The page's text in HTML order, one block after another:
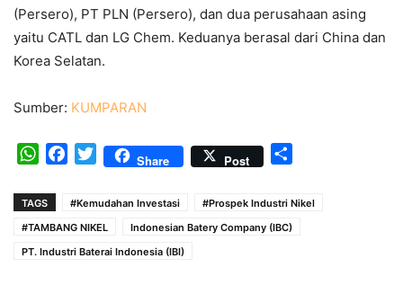
(Persero), PT PLN (Persero), dan dua perusahaan asing
yaitu CATL dan LG Chem. Keduanya berasal dari China dan
Korea Selatan.
Sumber: KUMPARAN
WhatsAppFacebook
TwitterShare Post
TAGS #Kemudahan Investasi
#Prospek Industri Nikel
#TAMBANG NIKEL
Indonesian Batery Company (IBC)
PT. Industri Baterai Indonesia (IBI)